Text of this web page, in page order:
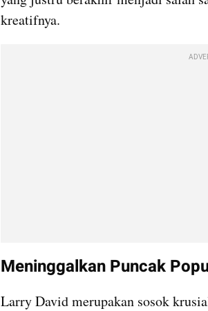
kreatifnya.
Meninggalkan Puncak
Larry David merupakan sosok